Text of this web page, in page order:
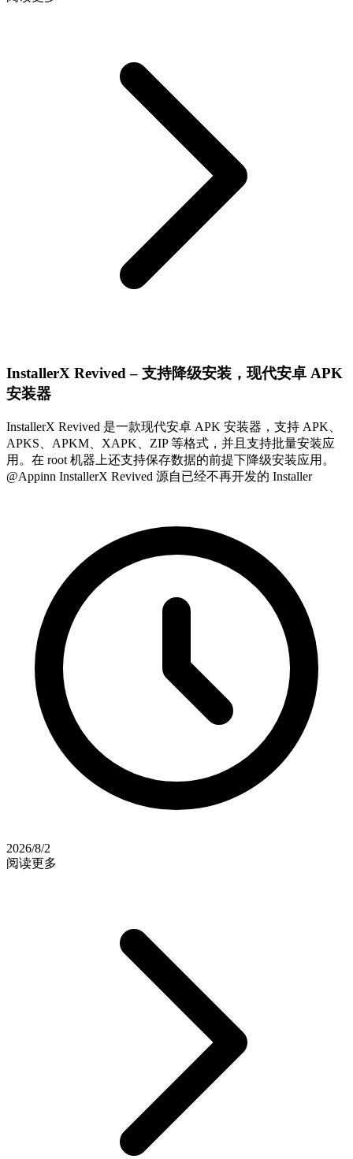
InstallerX Revived – 支持降级安装，现代安卓 APK
安装器
InstallerX Revived 是一款现代安卓 APK 安装器，支持 APK、
APKS、APKM、XAPK、ZIP 等格式，并且支持批量安装应
用。在 root 机器上还支持保存数据的前提下降级安装应用。
@Appinn InstallerX Revived 源自已经不再开发的 Installer
2026/8/2
阅读更多